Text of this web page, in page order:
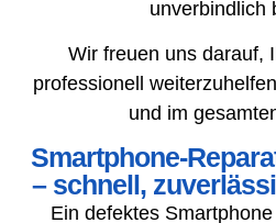
unverbindlich
Wir freuen uns darauf,
professionell
und im
Smartphone-
– schnell,
Ein defektes